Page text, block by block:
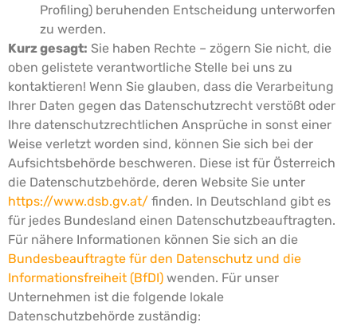
Profiling) beruhenden Entscheidung unterworfen
zu werden.
Kurz gesagt: Sie haben Rechte – zögern Sie nicht, die
oben gelistete verantwortliche Stelle bei uns zu
kontaktieren! Wenn Sie glauben, dass die Verarbeitung
Ihrer Daten gegen das Datenschutzrecht verstößt oder
Ihre datenschutzrechtlichen Ansprüche in sonst einer
Weise verletzt worden sind, können Sie sich bei der
Aufsichtsbehörde beschweren. Diese ist für Österreich
die Datenschutzbehörde, deren Website Sie unter
https://www.dsb.gv.at/ finden. In Deutschland gibt es
für jedes Bundesland einen Datenschutzbeauftragten.
Für nähere Informationen können Sie sich an die
Bundesbeauftragte für den Datenschutz und die
Informationsfreiheit (BfDI) wenden. Für unser
Unternehmen ist die folgende lokale
Datenschutzbehörde zuständig: